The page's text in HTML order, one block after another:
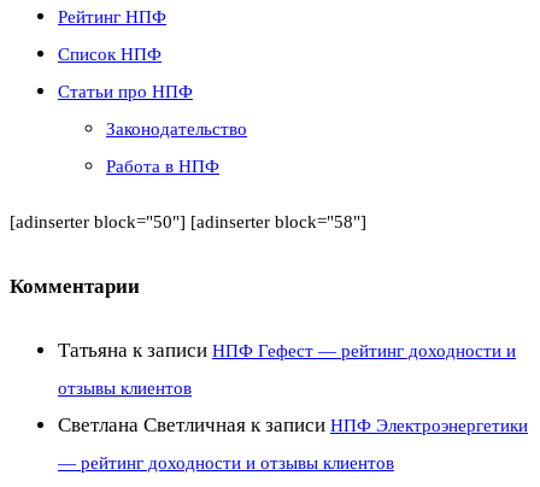
Рейтинг НПФ
Список НПФ
Статьи про НПФ
Законодательство
Работа в НПФ
[adinserter block="50"] [adinserter block="58"]
Комментарии
Татьяна к записи НПФ Гефест — рейтинг доходности и
отзывы клиентов
Светлана Светличная к записи НПФ Электроэнергетики
— рейтинг доходности и отзывы клиентов